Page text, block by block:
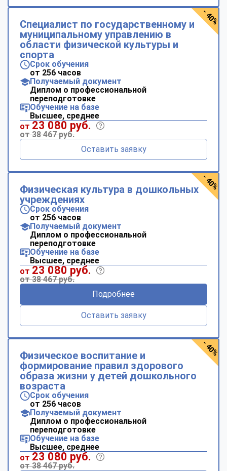
Специалист по государственному и
муниципальному управлению в
области физической культуры и
спорта
Срок обучения
от 256 часов
Получаемый документ
Диплом о профессиональной
переподготовке
Обучение на базе
Высшее, среднее
от 23 080 руб.
от 38 467 руб.
Оставить заявку
- 40%
Физическая культура в дошкольных
учреждениях
Срок обучения
от 256 часов
Получаемый документ
Диплом о профессиональной
переподготовке
Обучение на базе
Высшее, среднее
от 23 080 руб.
от 38 467 руб.
Подробнее
Оставить заявку
- 40%
Физическое воспитание и
формирование правил здорового
образа жизни у детей дошкольного
возраста
Срок обучения
от 256 часов
Получаемый документ
Диплом о профессиональной
переподготовке
Обучение на базе
Высшее, среднее
от 23 080 руб.
от 38 467 руб.
- 40%